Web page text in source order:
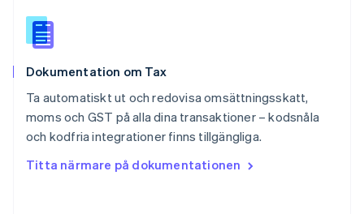
Dokumentation om Tax
Ta automatiskt ut och redovisa omsättningsskatt,
moms och GST på alla dina transaktioner – kodsnåla
och kodfria integrationer finns tillgängliga.
Titta närmare på dokumentationen
Spanien
Español
English
Sverige
Thailand
ไทยEnglish
English